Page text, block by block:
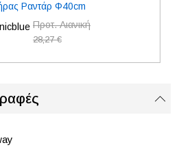
Ραντάρ Φ40cm
Προτ. Λιανική
28,27 €